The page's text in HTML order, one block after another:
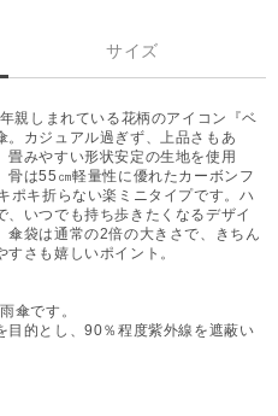
サイズ
親しまれている花柄のアイコン『ベ
。カジュアル過ぎず、上品さもあ
畳みやすい形状安定の生地を使用
骨は55㎝軽量性に優れたカーボンフ
ポキ折らない楽ミニタイプです。ハ
いつでも持ち歩きたくなるデザイ
傘袋は通常の2倍の大きさで、きちん
さも嬉しいポイント。
傘です。
目的とし、90％程度紫外線を遮蔽い